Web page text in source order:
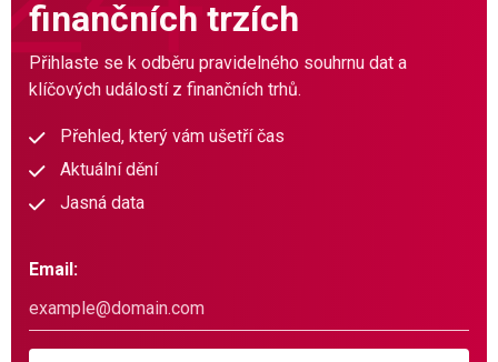
finančních trzích
Přihlaste se k odběru pravidelného souhrnu dat a
klíčových událostí z finančních trhů.
Přehled, který vám ušetří čas
Aktuální dění
Jasná data
Email: